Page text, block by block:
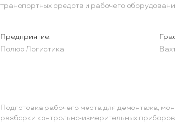
транспортных средств и рабочего
Предприятие:
Полюс Логистика
Подготовка рабочего места для демонтажа,
разборки контрольно-измерительных